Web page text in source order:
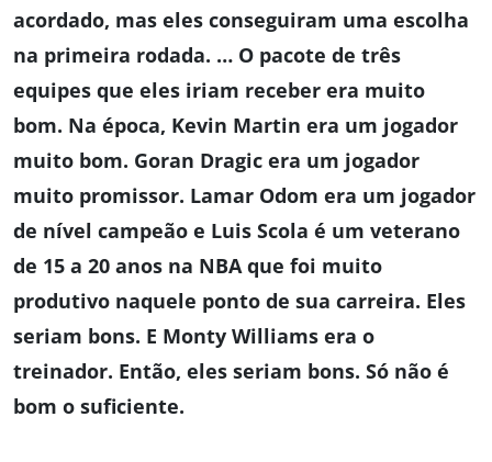
acordado, mas eles conseguiram uma escolha
na primeira rodada. … O pacote de três
equipes que eles iriam receber era muito
bom. Na época, Kevin Martin era um jogador
muito bom. Goran Dragic era um jogador
muito promissor. Lamar Odom era um jogador
de nível campeão e Luis Scola é um veterano
de 15 a 20 anos na NBA que foi muito
produtivo naquele ponto de sua carreira. Eles
seriam bons. E Monty Williams era o
treinador. Então, eles seriam bons. Só não é
bom o suficiente.